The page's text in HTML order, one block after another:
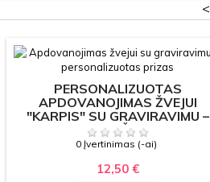
<
PERSONALIZUOTAS
APDOVANOJIMAS ŽVEJUI
"KARPIS" SU GRAVIRAVIMU –
PRIZAS VARŽYBOMS IR
TURNYRAMS
0 Įvertinimas (-ai)
12,50 €